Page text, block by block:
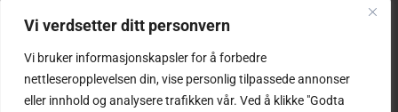
Vi verdsetter ditt personvern
Vi bruker informasjonskapsler for å forbedre
nettleseropplevelsen din, vise personlig tilpassede annonser
eller innhold og analysere trafikken vår. Ved å klikke "Godta
Professor Birkelands vei 24
1081 Oslo